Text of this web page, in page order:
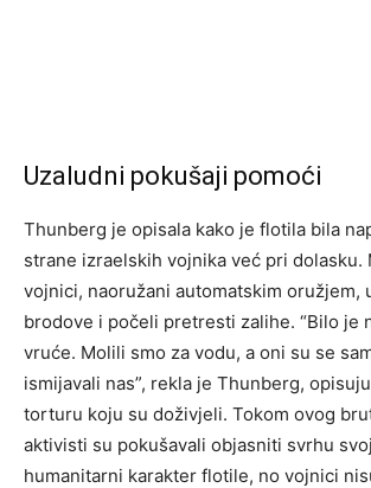
Uzaludni pokušaji pomoći
Thunberg je opisala kako je flotila bila
strane izraelskih vojnika već pri dolasku.
vojnici, naoružani automatskim oružjem,
brodove i počeli pretresti zalihe. “Bilo je
vruće. Molili smo za vodu, a oni su se
ismijavali nas”, rekla je Thunberg,
torturu koju su doživjeli. Tokom ovog
aktivisti su pokušavali objasniti svrhu
humanitarni karakter flotile, no vojnici